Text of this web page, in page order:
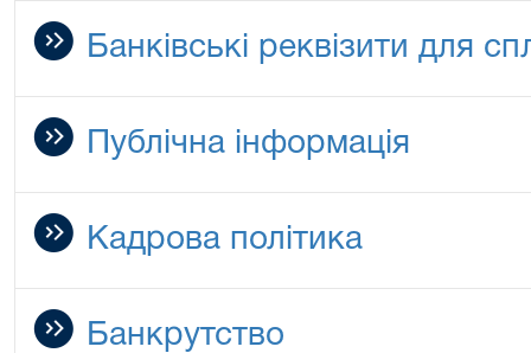
Банківські реквізити для
Публічна інформація
Кадрова політика
Банкрутство